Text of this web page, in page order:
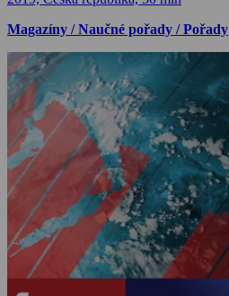
Magazíny / Naučné pořady / Pořady